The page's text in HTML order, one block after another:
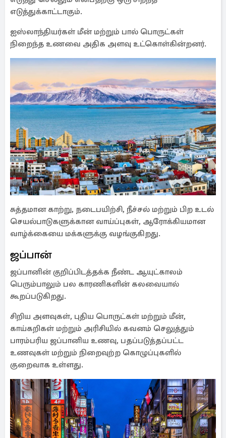
எடுத்துக்காட்டாகும்.
ஐஸ்லாந்தியர்கள் மீன் மற்றும் பால் பொருட்கள்
நிறைந்த உணவை அதிக அளவு உட்கொள்கின்றனர்.
சுத்தமான காற்று, நடைபயிற்சி, நீச்சல் மற்றும் பிற உடல்
செயல்பாடுகளுக்கான வாய்ப்புகள், ஆரோக்கியமான
வாழ்க்கையை மக்களுக்கு வழங்குகிறது.
ஜப்பான்
ஜப்பானின் குறிப்பிடத்தக்க நீண்ட ஆயுட்காலம்
பெரும்பாலும் பல காரணிகளின் கலவையால்
கூறப்படுகிறது.
சிறிய அளவுகள், புதிய பொருட்கள் மற்றும் மீன்,
காய்கறிகள் மற்றும் அரிசியில் கவனம் செலுத்தும்
பாரம்பரிய ஜப்பானிய உணவு, பதப்படுத்தப்பட்ட
உணவுகள் மற்றும் நிறைவுற்ற கொழுப்புகளில்
குறைவாக உள்ளது.